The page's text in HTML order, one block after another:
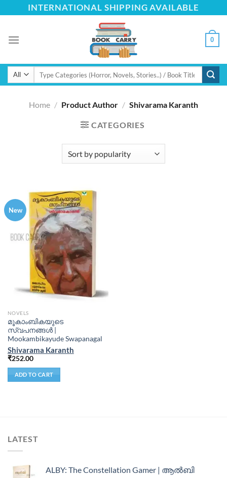
to
INTERNATIONAL SHIPPING AVAILABLE
0
Search
Home / Product Author / Shivarama Karanth
CATEGORIES
New
NOVELS
മൂകാംബികയുടെ
സ്വപനങ്ങൾ |
Mookambikayude Swapanagal
Shivarama Karanth
₹252.00
ADD TO CART
LATEST
ALBY: The Constellation Gamer | ആൽബി